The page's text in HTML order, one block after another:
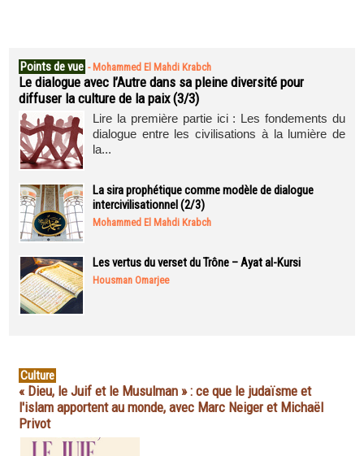
Points de vue - Mohammed El Mahdi Krabch
Le dialogue avec l’Autre dans sa pleine diversité pour
diffuser la culture de la paix (3/3)
Lire la première partie ici : Les fondements du
dialogue entre les civilisations à la lumière de
la...
La sira prophétique comme modèle de dialogue
intercivilisationnel (2/3)
Mohammed El Mahdi Krabch
Les vertus du verset du Trône – Ayat al-Kursi
Housman Omarjee
Culture
« Dieu, le Juif et le Musulman » : ce que le judaïsme et
l'islam apportent au monde, avec Marc Neiger et Michaël
Privot